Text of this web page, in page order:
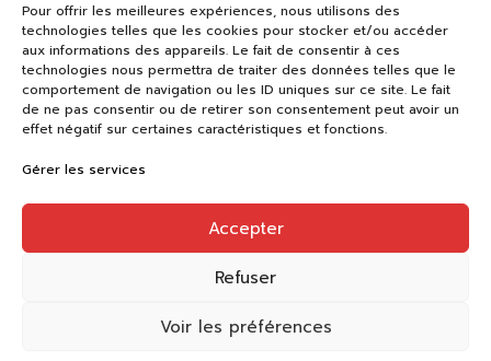
Pour offrir les meilleures expériences, nous utilisons des
technologies telles que les cookies pour stocker et/ou accéder
aux informations des appareils. Le fait de consentir à ces
technologies nous permettra de traiter des données telles que le
comportement de navigation ou les ID uniques sur ce site. Le fait
de ne pas consentir ou de retirer son consentement peut avoir un
effet négatif sur certaines caractéristiques et fonctions.
Gérer les services
Accepter
Refuser
Voir les préférences